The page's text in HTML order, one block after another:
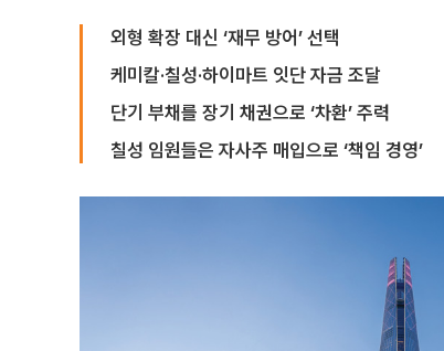
외형 확장 대신 ‘재무 방어’ 선택
케미칼·칠성·하이마트 잇단 자금 조달
단기 부채를 장기 채권으로 ‘차환’ 주력
칠성 임원들은 자사주 매입으로 ‘책임 경영’